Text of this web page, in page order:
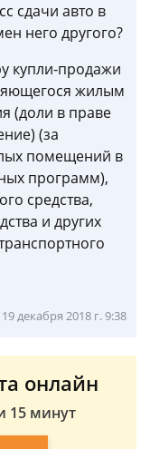
сдачи авто в
него другого?
купли-продажи
жилым
(доли в праве
(за
помещений в
программ),
средства,
и других
19 декабря 2018 г. 9:38
онлайн
15 минут